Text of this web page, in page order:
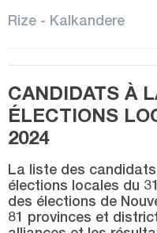
KALKANDERE
KENDİRLİ
CENTRE
MURADİYE
Rize - Kalkandere
CANDIDATS À
ÉLECTIONS
2024
La liste des
élections locales du
des élections de
81 provinces et